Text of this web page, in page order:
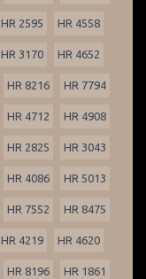
HR 2595 HR 4558
HR 3170 HR 4652
HR 8216 HR 7794
HR 4712 HR 4908
HR 2825 HR 3043
HR 4086 HR 5013
HR 7552 HR 8475
HR 4219 HR 4620
HR 8196 HR 1861